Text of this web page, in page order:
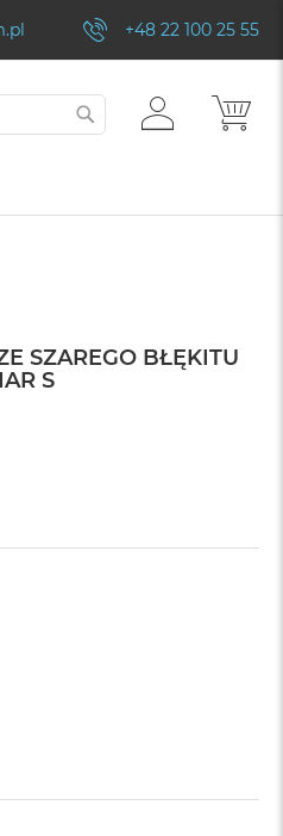
+48 22 100 25 55
ZALOGUJ
SIĘ
SZUKAJ
SZAREGO BŁĘKITU
S